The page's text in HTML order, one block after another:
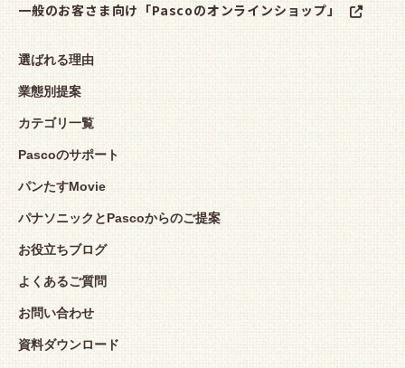
一般のお客さま向け「Pascoのオンラインショップ」
選ばれる理由
業態別提案
カテゴリ一覧
Pascoのサポート
パンたすMovie
パナソニックとPascoからのご提案
お役立ちブログ
よくあるご質問
お問い合わせ
資料ダウンロード